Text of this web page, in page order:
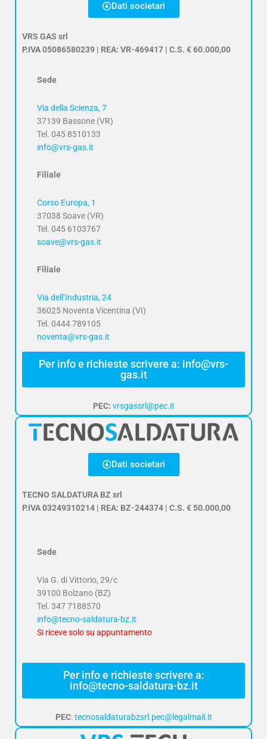
Dati societari
VRS GAS srl
P.IVA 05086580239 | REA: VR-469417 | C.S. € 60.000,00
Sede
Via della Scienza, 7
37139 Bassone (VR)
Tel. 045 8510133
info@vrs-gas.it
Filiale
Corso Europa, 1
37038 Soave (VR)
Tel. 045 6103767
soave@vrs-gas.it
Filiale
Via dell’Industria, 24
36025 Noventa Vicentina (VI)
Tel. 0444 789105
noventa@vrs-gas.it
Per info e richieste scrivere a: info@vrs-
gas.it
PEC: vrsgassrl@pec.it
Dati societari
TECNO SALDATURA BZ srl
P.IVA 03249310214 | REA: BZ-244374 | C.S. € 50.000,00
Sede
Via G. di Vittorio, 29/c
39100 Bolzano (BZ)
Tel. 347 7188570
info@tecno-saldatura-bz.it
Si riceve solo su appuntamento
Per info e richieste scrivere a:
info@tecno-saldatura-bz.it
PEC:tecnosaldaturabzsrl.pec@legalmail.it